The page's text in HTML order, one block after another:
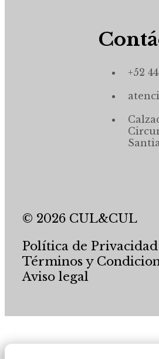
+52
© 2026 CUL&CUL
Política de Privacidad
Términos y
Aviso legal